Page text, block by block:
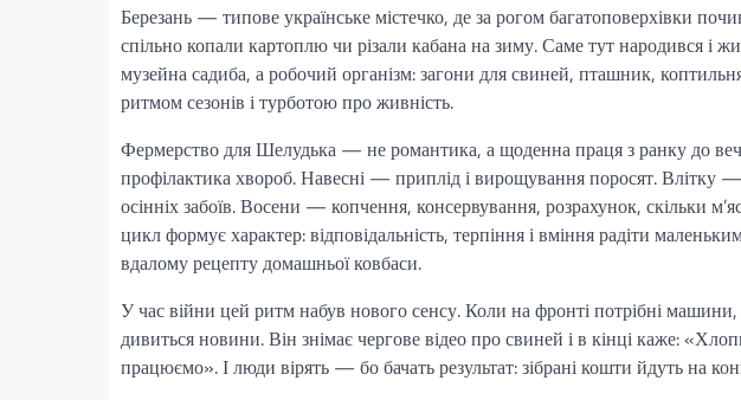
Березань — типове українське містечко, де за рогом багатоповерхівки
спільно копали картоплю чи різали кабана на зиму. Саме тут народився і
музейна садиба, а робочий організм: загони для свиней, пташник,
ритмом сезонів і турботою про живність.
Фермерство для Шелудька — не романтика, а щоденна праця з ранку до
профілактика хвороб. Навесні — приплід і вирощування поросят. Влітку —
осінніх забоїв. Восени — копчення, консервування, розрахунок, скільки
цикл формує характер: відповідальність, терпіння і вміння радіти
вдалому рецепту домашньої ковбаси.
У час війни цей ритм набув нового сенсу. Коли на фронті потрібні
дивиться новини. Він знімає чергове відео про свиней і в кінці каже:
працюємо». І люди вірять — бо бачать результат: зібрані кошти йдуть на